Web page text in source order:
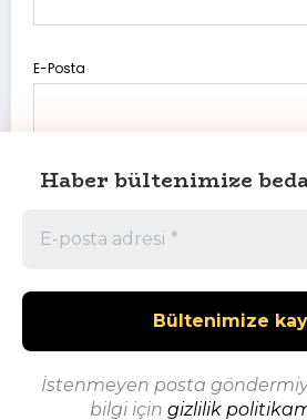
Haber bültenimize
İstenmeyen posta
bilgi için gizlilik
E-Posta